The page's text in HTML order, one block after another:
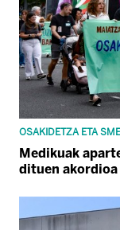
OSAKIDETZA ETA
Medikuak
dituen